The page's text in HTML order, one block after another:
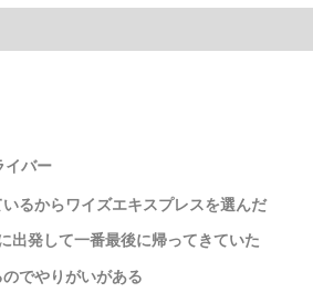
イバー
るからワイズエキスプレスを選んだ
出発して一番最後に帰ってきていた
でやりがいがある